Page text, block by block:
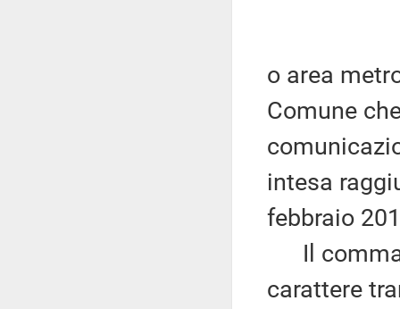
o area
Comune
intesa
febbraio
Il comma
carattere